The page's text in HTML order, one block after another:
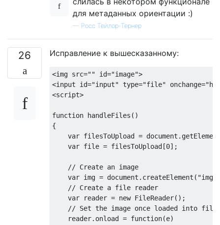
            g
= inner (srcCanvasData.data[
            destCanvasData
.data[idxD
            destCanvasData
}
}
для метаданных ориентации :)
— Росс Тейлор-Тернер
26 Исправление к вышесказанному:
<img src="" id="image">
<input
id="input" type="file" onchange="
<script>
function handleFiles ()
{
var filesToUpload = document .
var file = filesToUpload[0];
// Create an image
var img = document . createElement ( "img"
// Create a file reader
var reader = new FileReader();
// Set the image once loaded into file
    reader
. onload = function(e)